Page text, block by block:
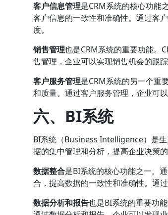
客户信息管理是CRM系统的核心功能
客户信息的一致性和准确性。通过客
度。
销售管理也是CRM系统的重要功能。
售管理，企业可以实现销售机会的跟
客户服务管理是CRM系统的另一个重
和质量。通过客户服务管理，企业可
六、BI系统
BI系统（Business Intelligence）是
据的集中管理和分析，提高企业决策的
数据整合是BI系统的核心功能之一。
合，提高数据的一致性和准确性。通
数据分析和报告也是BI系统的重要功